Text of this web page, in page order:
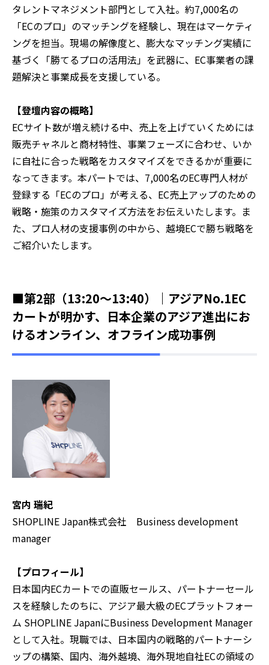
タレントマネジメント部門として入社。約7,000名の
「ECのプロ」のマッチングを経験し、現在はマーケティ
ングを担当。現場の解像度と、膨大なマッチング実績に
基づく「勝てるプロの活用法」を武器に、EC事業者の課
題解決と事業成長を支援している。
【登壇内容の概略】
ECサイト数が増え続ける中、売上を上げていくためには
販売チャネルと商材特性、事業フェーズに合わせ、いか
に自社に合った戦略をカスタマイズをできるかが重要に
なってきます。本パートでは、7,000名のEC専門人材が
登録する「ECのプロ」が考える、EC売上アップのための
戦略・施策のカスタマイズ方法をお伝えいたします。ま
た、プロ人材の支援事例の中から、越境ECで勝ち戦略を
ご紹介いたします。
■第2部（13:20～13:40）｜アジアNo.1EC
カートが明かす、日本企業のアジア進出にお
けるオンライン、オフライン成功事例
宮内 瑞紀
SHOPLINE Japan株式会社 Business development
manager
【プロフィール】
日本国内ECカートでの直販セールス、パートナーセール
スを経験したのちに、アジア最大級のECプラットフォー
ム SHOPLINE JapanにBusiness Development Manager
として入社。現職では、日本国内の戦略的パートナーシ
ップの構築、国内、海外越境、海外現地自社ECの領域の